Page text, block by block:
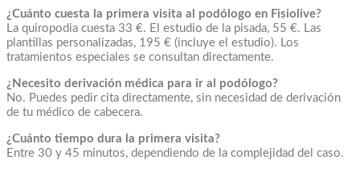
¿Cuánto cuesta la primera visita al podólogo en Fisiolive?
La quiropodia cuesta 33 €. El estudio de la pisada, 55 €. Las
plantillas personalizadas, 195 € (incluye el estudio). Los
tratamientos especiales se consultan directamente.
¿Necesito derivación médica para ir al podólogo?
No. Puedes pedir cita directamente, sin necesidad de derivación
de tu médico de cabecera.
¿Cuánto tiempo dura la primera visita?
Entre 30 y 45 minutos, dependiendo de la complejidad del caso.